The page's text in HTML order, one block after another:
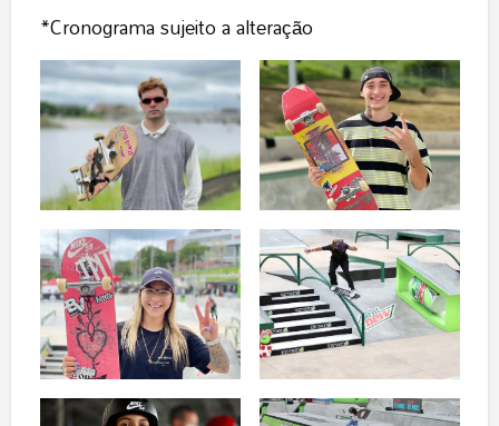
*Cronograma sujeito a alteração